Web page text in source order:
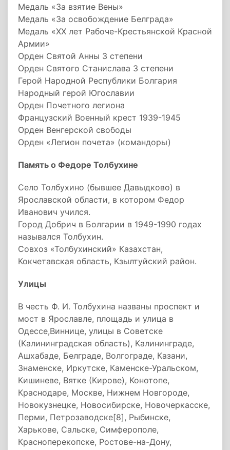
Медаль «За взятие Вены»
Медаль «За освобождение Белграда»
Медаль «XX лет Рабоче-Крестьянской Красной
Армии»
Орден Святой Анны 3 степени
Орден Святого Станислава 3 степени
Герой Народной Республики Болгария
Народный герой Югославии
Орден Почетного легиона
Французский Военный крест 1939-1945
Орден Венгерской свободы
Орден «Легион почета» (командоры)
Память о Федоре Толбухине
Село Толбухино (бывшее Давыдково) в
Ярославской области, в котором Федор
Иванович учился.
Город Добрич в Болгарии в 1949-1990 годах
назывался Толбухин.
Совхоз «Толбухинский» Казахстан,
Кокчетавская область, Кзылтуйский район.
Улицы
В честь Ф. И. Толбухина названы проспект и
мост в Ярославле, площадь и улица в
Одессе,Виннице, улицы в Советске
(Калининградская область), Калининграде,
Ашхабаде, Белграде, Волгограде, Казани,
Знаменске, Иркутске, Каменске-Уральском,
Кишиневе, Вятке (Кирове), Конотопе,
Краснодаре, Москве, Нижнем Новгороде,
Новокузнецке, Новосибирске, Новочеркасске,
Перми, Петрозаводске[8], Рыбинске,
Харькове, Сальске, Симферополе,
Красноперекопске, Ростове-на-Дону,